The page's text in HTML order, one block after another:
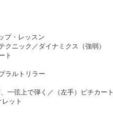
プ・レッスン
ニック／ダイナミクス（強弱）
ト
ラルトリラー
一弦上で弾く／（左手）ピチカート
ット